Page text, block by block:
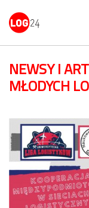
NEWSY I
MŁODYCH